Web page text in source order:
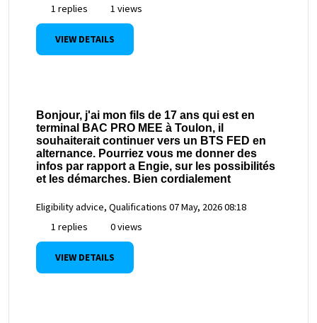
1 replies
1 views
VIEW DETAILS
Bonjour, j'ai mon fils de 17 ans qui est en
terminal BAC PRO MEE à Toulon, il
souhaiterait continuer vers un BTS FED en
alternance. Pourriez vous me donner des
infos par rapport a Engie, sur les possibilités
et les démarches. Bien cordialement
Eligibility advice, Qualifications 07 May, 2026 08:18
1 replies
0 views
VIEW DETAILS